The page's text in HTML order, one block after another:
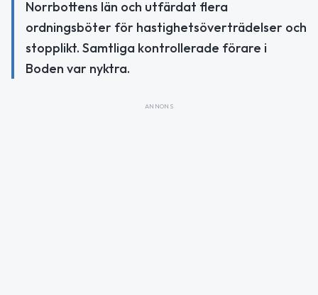
Norrbottens län och utfärdat flera
ordningsböter för hastighetsöverträdelser och
stopplikt. Samtliga kontrollerade förare i
Boden var nyktra.
ANNONS